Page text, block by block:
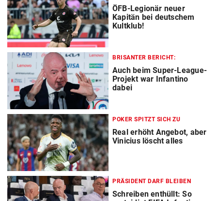
ÖFB-Legionär neuer
Kapitän bei deutschem
Kultklub!
BRISANTER BERICHT:
Auch beim Super-League-
Projekt war Infantino
dabei
POKER SPITZT SICH ZU
Real erhöht Angebot, aber
Vinicius löscht alles
PRÄSIDENT DARF BLEIBEN
Schreiben enthüllt: So